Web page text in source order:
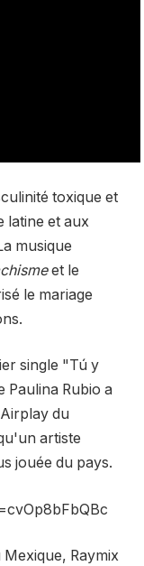
toxique et
latine et aux
musique
et le
le mariage
single "Tú y
Paulina Rubio a
du
artiste
jouée du pays.
Raymix